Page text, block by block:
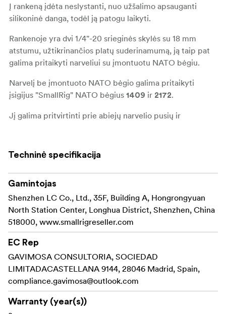
Į rankeną įdėta neslystanti, nuo užšalimo apsauganti
silikoninė danga, todėl ją patogu laikyti.
Rankenoje yra dvi 1/4"-20 srieginės skylės su 18 mm
atstumu, užtikrinančios platų suderinamumą, ją taip pat
galima pritaikyti narveliui su įmontuotu NATO bėgiu.
Narvelį be įmontuoto NATO bėgio galima pritaikyti
įsigijus "SmallRig" NATO bėgius 1409 ir 2172.
Jį galima pritvirtinti prie abiejų narvelio pusių ir
Trys 1/4"-20 srieginės skylės viršuje padeda pritvirtinti
"SmallRig Magic Arm"2070, skirtą monitoriui, ir "Cold
Shoe"2260, skirtą mikrofonui, LED lemputėms ir kt.
Abiejose pusėse esančios skylės dirželiui leidžia
pritvirtinti riešo dirželį, kad padidėtų stabilumas.
Apačioje įmontuotas magnetinis veržliaraktis, kad būtų
lengva surinkti ir išardyti.
Pastaba:
"SmallRig NATO Rail 1409" ir "2172"
rekomenduojama naudoti narveliuose, kuriuose nėra
Techninė specifikacija
Gamintojas
Shenzhen LC Co., Ltd., 35F, Building A, Hongrongyuan
North Station Center, Longhua District, Shenzhen, China
518000, www.smallrigreseller.com
EC Rep
GAVIMOSA CONSULTORIA, SOCIEDAD
LIMITADACASTELLANA 9144, 28046 Madrid, Spain,
compliance.gavimosa@outlook.com
Warranty (year(s))